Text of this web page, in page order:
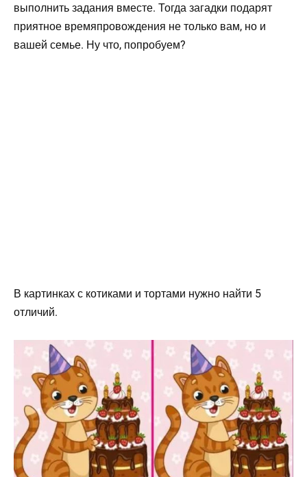
выполнить задания вместе. Тогда загадки подарят
приятное времяпровождения не только вам, но и
вашей семье. Ну что, попробуем?
В картинках с котиками и тортами нужно найти 5
отличий.